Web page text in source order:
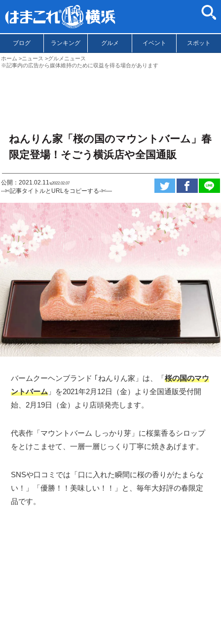
ブログ ランキング グルメ イベント スポット
ホーム ニュース
グルメニュース
※記事内の広告から媒体維持のために収益を得る場合があります
ねんりん家「桜の国のマウントバーム」春
限定登場！そごう横浜店や全国通販
公開：2021.02.11ಇ2022.02.07
--✄記事タイトルとURLをコピーする-✄—
バームクーヘンブランド ｢ねんりん家」は、「桜の国のマウ
ントバーム 」を2021年2月12日（金）より全国通販受付開
始、2月19日（金）より店頭発売します。
代表作「マウントバーム しっかり芽」に桜葉香るシロップ
をとけこませて、一層一層じっくり丁寧に焼きあげます。
SNSや口コミでは「口に入れた瞬間に桜の香りがたまらな
い！」「優勝！！美味しい！！」と、毎年大好評の春限定
品です。